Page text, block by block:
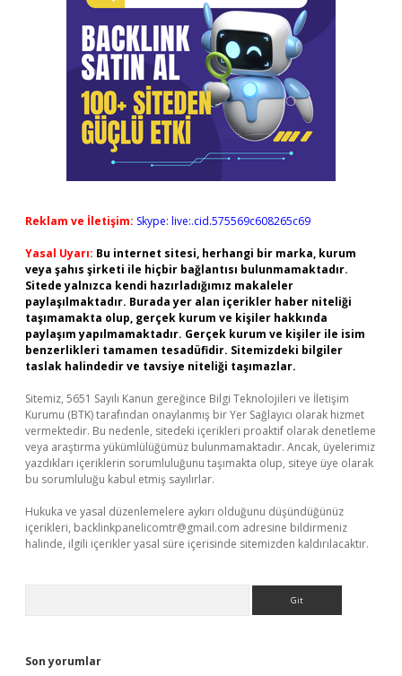
Reklam ve İletişim: Skype: live:.cid.575569c608265c69
Yasal Uyarı: Bu internet sitesi, herhangi bir marka, kurum
veya şahıs şirketi ile hiçbir bağlantısı bulunmamaktadır.
Sitede yalnızca kendi hazırladığımız makaleler
paylaşılmaktadır. Burada yer alan içerikler haber niteliği
taşımamakta olup, gerçek kurum ve kişiler hakkında
paylaşım yapılmamaktadır. Gerçek kurum ve kişiler ile isim
benzerlikleri tamamen tesadüfidir. Sitemizdeki bilgiler
taslak halindedir ve tavsiye niteliği taşımazlar.
Sitemiz, 5651 Sayılı Kanun gereğince Bilgi Teknolojileri ve İletişim
Kurumu (BTK) tarafından onaylanmış bir Yer Sağlayıcı olarak hizmet
vermektedir. Bu nedenle, sitedeki içerikleri proaktif olarak denetleme
veya araştırma yükümlülüğümüz bulunmamaktadır. Ancak, üyelerimiz
yazdıkları içeriklerin sorumluluğunu taşımakta olup, siteye üye olarak
bu sorumluluğu kabul etmiş sayılırlar.
Hukuka ve yasal düzenlemelere aykırı olduğunu düşündüğünüz
içerikleri, backlinkpanelicomtr@gmail.com adresine bildirmeniz
halinde, ilgili içerikler yasal süre içerisinde sitemizden kaldırılacaktır.
Son yorumlar